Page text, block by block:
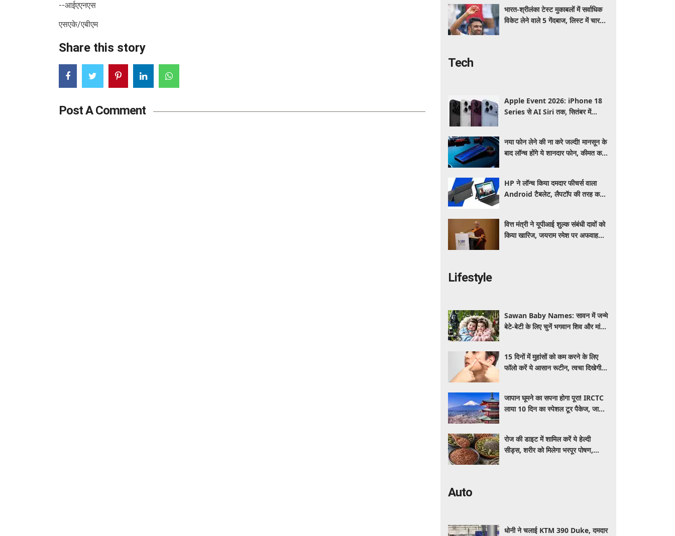
--आईएएनएस
एसएके/एबीएम
Share this story
Post A Comment
भारत-श्रीलंका टेस्ट मुकाबलों में सर्वाधिक
विकेट लेने वाले 5 गेंदबाज, लिस्ट में चार
Tech
Apple Event 2026: iPhone 18
Series से AI Siri तक, सितंबर में
नया फोन लेने की ना करे जल्दी! मानसून के
बाद लॉन्च होंगे ये शानदार फोन, कीमत कम
HP ने लॉन्च किया दमदार फीचर्स वाला
Android टैबलेट, लैपटॉप की तरह करें
वित्त मंत्री ने यूपीआई शुल्क संबंधी दावों को
किया खारिज, जयराम रमेश पर अफवाह
Lifestyle
Sawan Baby Names: सावन में जन्मे
बेटे-बेटी के लिए चुनें भगवान शिव और मां
15 दिनों में मुहांसों को कम करने के लिए
फॉलो करें ये आसान रूटीन, त्वचा दिखेगी
जापान घूमने का सपना होगा पूरा! IRCTC
लाया 10 दिन का स्पेशल टूर पैकेज, जानें
रोज की डाइट में शामिल करें ये हेल्दी
सीड्स, शरीर को मिलेगा भरपूर पोषण,
Auto
धोनी ने चलाई KTM 390 Duke, दमदार